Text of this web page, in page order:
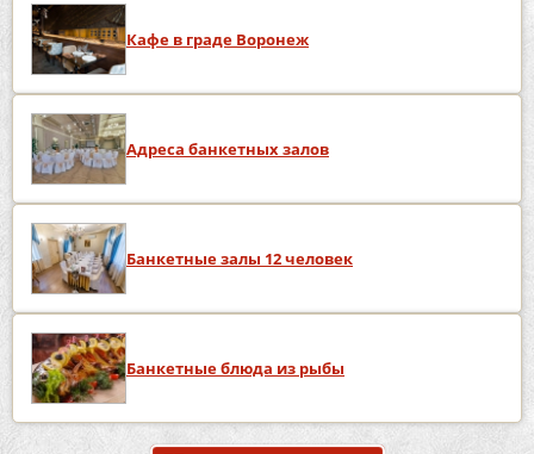
Кафе в граде Воронеж
Адреса банкетных залов
Банкетные залы 12 человек
Банкетные блюда из рыбы